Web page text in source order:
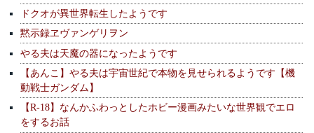
ドクオが異世界転生したようです
黙示録ヱヴァンゲリヲン
やる夫は天魔の器になったようです
【あんこ】やる夫は宇宙世紀で本物を見せられるようです【機
動戦士ガンダム】
【R-18】なんかふわっとしたホビー漫画みたいな世界観でエロ
をするお話